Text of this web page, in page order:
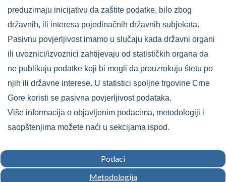
preduzimaju inicijativu da zaštite podatke, bilo zbog
državnih, ili interesa pojedinačnih državnih subjekata.
Pasivnu povjerljivost imamo u slučaju kada državni organi
ili uvoznici/izvoznici zahtijevaju od statističkih organa da
ne publikuju podatke koji bi mogli da prouzrokuju štetu po
njih ili državne interese. U statistici spoljne trgovine Crne
Gore koristi se pasivna povjerljivost podataka.
Više informacija o objavljenim podacima, metodologiji i
saopštenjima možete naći u sekcijama ispod.
Podaci
Metodologija